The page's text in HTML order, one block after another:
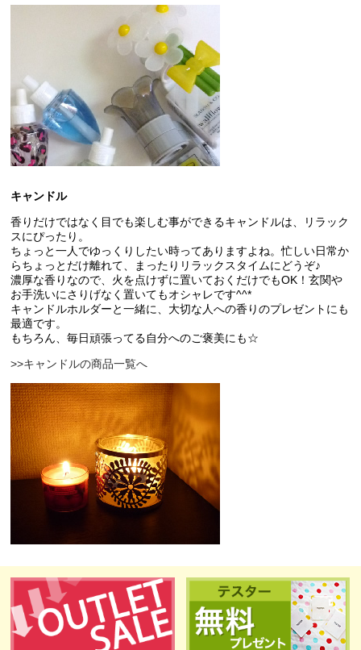
キャンドル
香りだけではなく目でも楽しむ事ができるキャンドルは、リラック
スにぴったり。
ちょっと一人でゆっくりしたい時ってありますよね。忙しい日常か
らちょっとだけ離れて、まったりリラックスタイムにどうぞ♪
濃厚な香りなので、火を点けずに置いておくだけでもOK！玄関や
お手洗いにさりげなく置いてもオシャレです^^*
キャンドルホルダーと一緒に、大切な人への香りのプレゼントにも
最適です。
もちろん、毎日頑張ってる自分へのご褒美にも☆
>>キャンドルの商品一覧へ